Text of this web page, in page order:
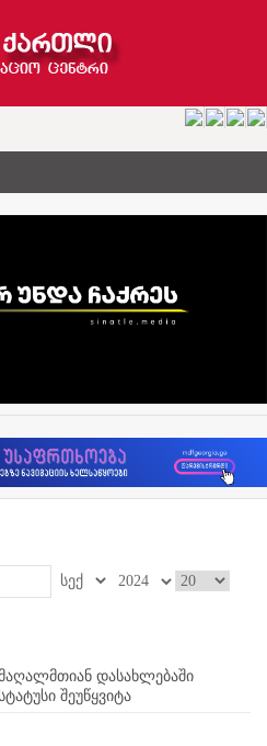
დასახლებაში
შეუწყვიტა